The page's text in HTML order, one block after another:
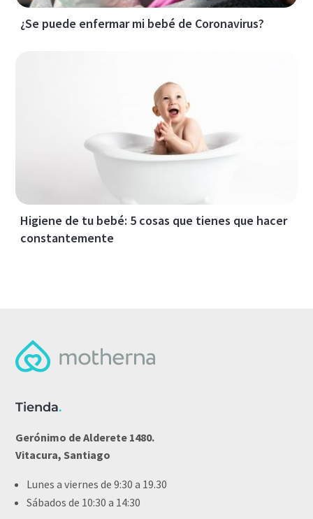
¿Se puede enfermar mi bebé de Coronavirus?
Higiene de tu bebé: 5 cosas que tienes que hacer
constantemente
Tienda.
Gerónimo de Alderete 1480.
Vitacura, Santiago
Lunes a viernes de 9:30 a 19.30
Sábados de 10:30 a 14:30